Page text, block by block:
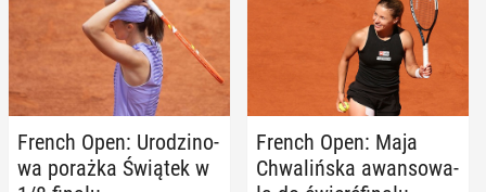
French Open: Uro­dzi­no­
wa porażka Świątek w
French Open: Maja
Chwa­liń­ska awan­so­wa­